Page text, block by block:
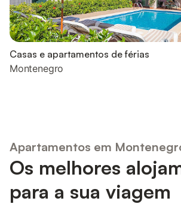
Casas e apartamentos de férias
Montenegro
Apartamentos em
Os melhores
para a sua viagem